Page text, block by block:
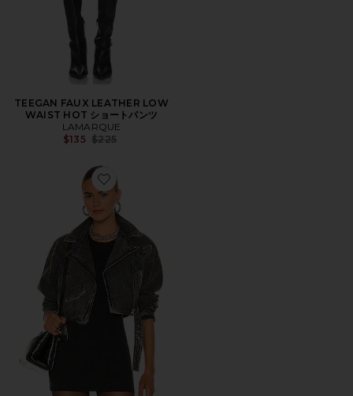
TEEGAN FAUX LEATHER LOW
WAIST HOT ショートパンツ
LAMARQUE
$135 Previous price:
$225
Favorite DYLAN ジャケット